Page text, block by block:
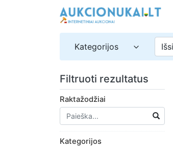
Kategorijos
Filtruoti rezultatus
Raktažodžiai
Kategorijos